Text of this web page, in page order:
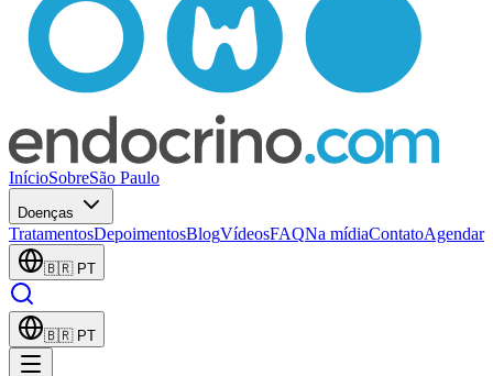
InícioSobreSão Paulo
Doenças
TratamentosDepoimentosBlogVídeosFAQNa mídiaContatoAgendar
🇧🇷 PT
🇧🇷 PT